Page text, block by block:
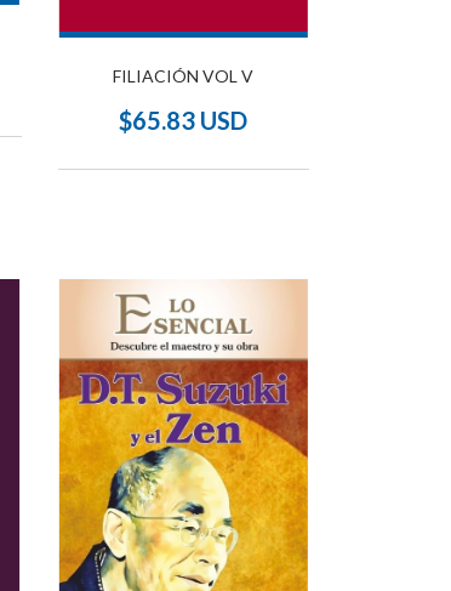
FILIACIÓN VOL V
$65.83 USD